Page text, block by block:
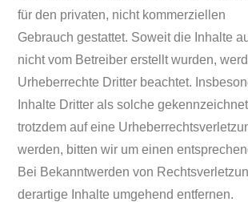
für den privaten, nicht kommerziellen
Gebrauch gestattet. Soweit die Inhalte
nicht vom Betreiber erstellt wurden,
Urheberrechte Dritter beachtet.
Inhalte Dritter als solche
trotzdem auf eine
werden, bitten wir um einen
Bei Bekanntwerden von
derartige Inhalte umgehend entfernen.